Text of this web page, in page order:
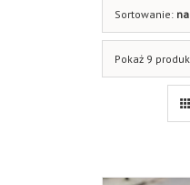
Sortowanie:
Pokaż 9